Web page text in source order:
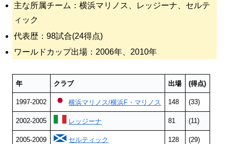
主な所属チーム：横浜マリノス、レッジーナ、セルテ
ィック
代表歴：98試合(24得点)
ワールドカップ出場：2006年、2010年
年 クラブ 出場 (得点)
1997-2002 横浜マリノス/横浜F・マリノス 148 (33)
2002-2005 レッジーナ 81 (11)
2005-2009 セルティック 128 (29)